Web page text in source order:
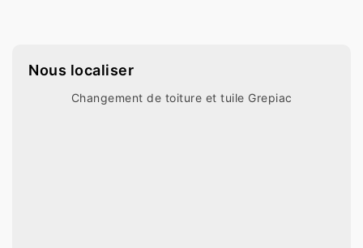
Nous localiser
Changement de toiture et tuile Grepiac